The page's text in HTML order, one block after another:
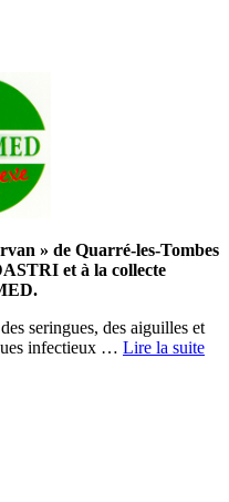
» de Quarré-les-Tombes
et à la collecte
seringues, des aiguilles et
infectieux … Lire la suite